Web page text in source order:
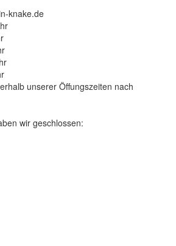
knake.de
unserer Öffungszeiten nach
wir geschlossen: